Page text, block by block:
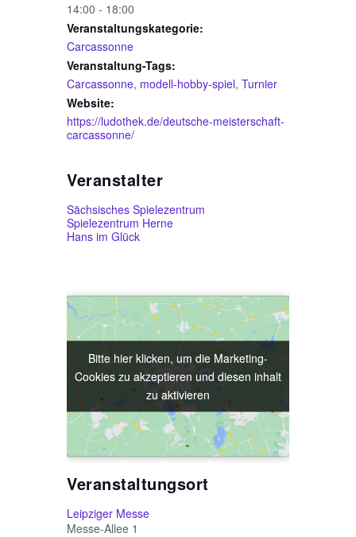
14:00 - 18:00
Veranstaltungskategorie:
Carcassonne
Veranstaltung-Tags:
Carcassonne, modell-hobby-spiel, Turnier
Website:
https://ludothek.de/deutsche-meisterschaft-
carcassonne/
Veranstalter
Sächsisches Spielezentrum
Spielezentrum Herne
Hans im Glück
Veranstaltungsort
Leipziger Messe
Messe-Allee 1
Bitte hier klicken, um die Marketing-
Cookies zu akzeptieren und diesen inhalt
zu aktivieren
Bitte hier klicken, um die Marketing-
Cookies zu akzeptieren und diesen inhalt
zu aktivieren